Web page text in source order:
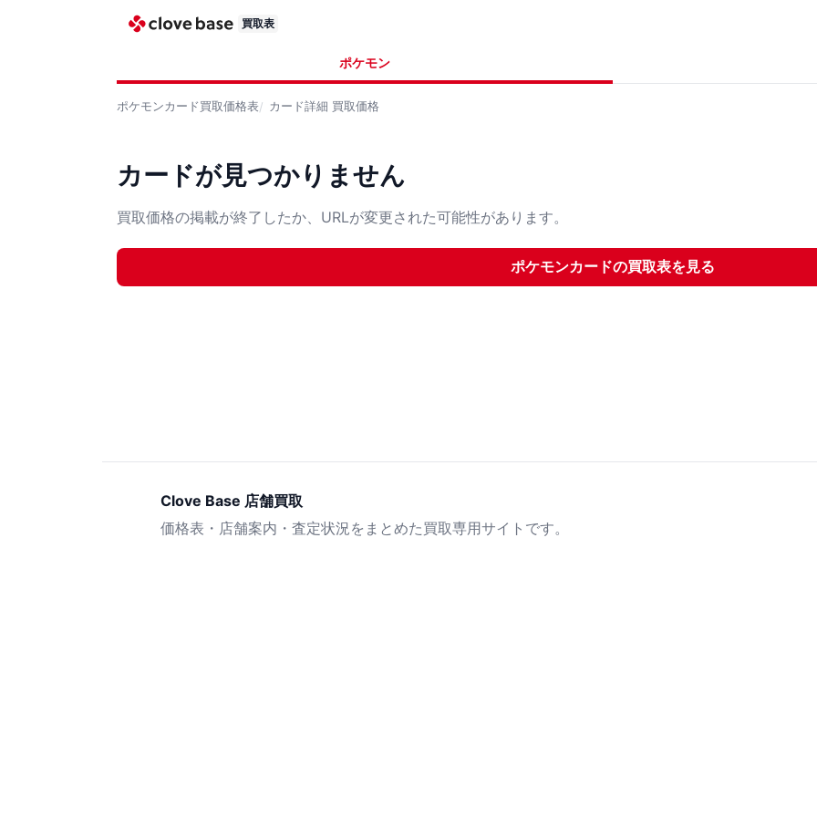
買取表
ポケモン
ポケモンカード買取価格表 カード詳細 買取価格
カードが見つかりません
買取価格の掲載が終了したか、URLが変更された可能性があります。
ポケモンカードの買取表を見る
Clove Base 店舗買取
価格表・店舗案内・査定状況をまとめた買取専用サイトです。